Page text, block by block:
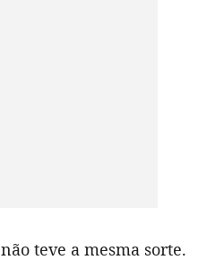
teve a mesma sorte.